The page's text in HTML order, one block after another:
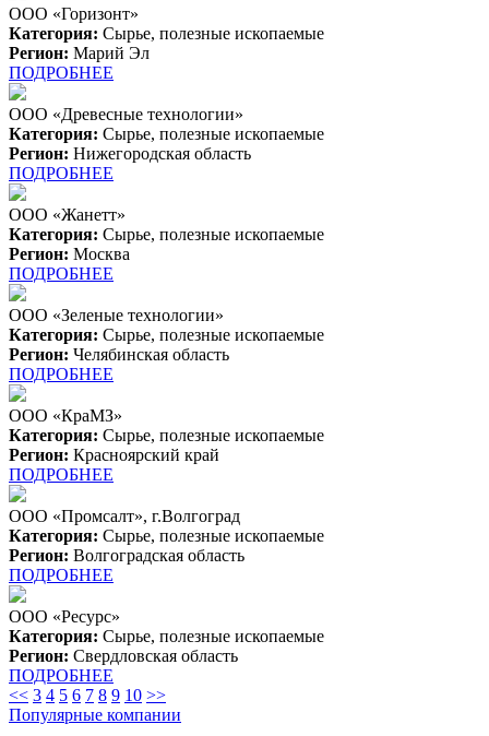
ООО «Горизонт»
Категория: Сырье, полезные ископаемые
Регион: Марий Эл
ПОДРОБНЕЕ
ООО «Древесные технологии»
Категория: Сырье, полезные ископаемые
Регион: Нижегородская область
ПОДРОБНЕЕ
ООО «Жанетт»
Категория: Сырье, полезные ископаемые
Регион: Москва
ПОДРОБНЕЕ
ООО «Зеленые технологии»
Категория: Сырье, полезные ископаемые
Регион: Челябинская область
ПОДРОБНЕЕ
ООО «КраМЗ»
Категория: Сырье, полезные ископаемые
Регион: Красноярский край
ПОДРОБНЕЕ
ООО «Промсалт», г.Волгоград
Категория: Сырье, полезные ископаемые
Регион: Волгоградская область
ПОДРОБНЕЕ
ООО «Ресурс»
Категория: Сырье, полезные ископаемые
Регион: Свердловская область
ПОДРОБНЕЕ
<< 3 4 5 6 7 8 9 10 >>
Популярные компании